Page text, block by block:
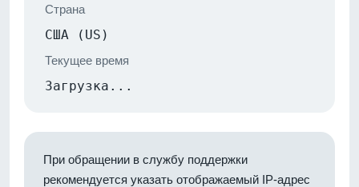
Страна
США (US)
Текущее время
Загрузка...
При обращении в службу поддержки
рекомендуется указать отображаемый IP-адрес